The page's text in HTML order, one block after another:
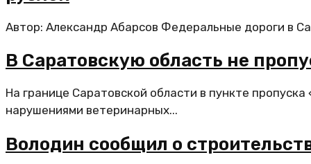
Автор: Александр Абарсов Федеральные дороги в
В Саратовскую область не
На границе Саратовской области в пункте
нарушениями ветеринарных...
Володин сообщил о